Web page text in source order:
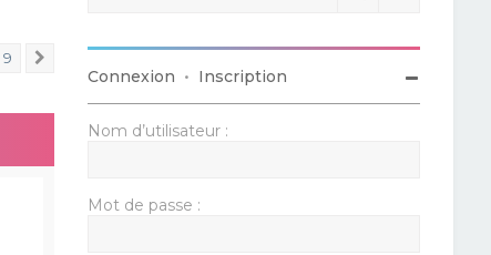
9
Connexion • Inscription
Nom d’utilisateur :
Mot de passe :